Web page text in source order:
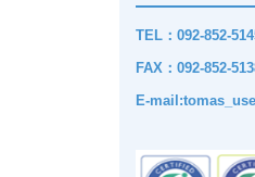
TEL：092-852-
FAX：092-852-
E-